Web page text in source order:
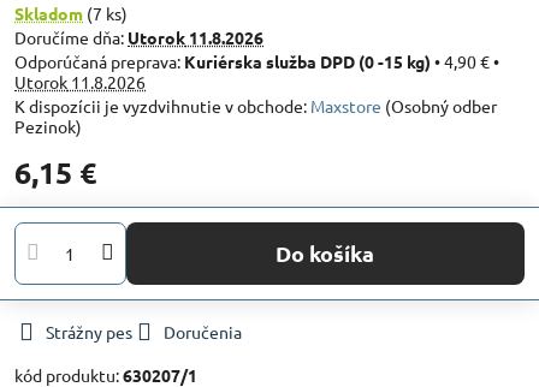
Skladom (7 ks)
Doručíme dňa: Utorok 11.8.2026
Kuriérska služba DPD (0 -15 kg) •4,90 €•
Utorok 11.8.2026
Maxstore (Osobný odber
Pezinok)
6,15 €
Do košíka
Strážny pes
Doručenia
kód produktu:630207/1